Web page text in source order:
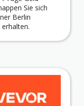
Sie sich
Berlin